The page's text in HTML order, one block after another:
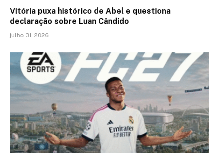
Vitória puxa histórico de Abel e questiona
declaração sobre Luan Cândido
julho 31, 2026